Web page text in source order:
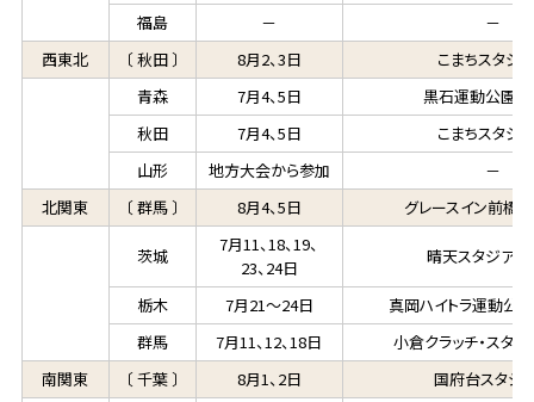
福島
－
－
西東北
〔 秋田 〕 8月2、3日
こまちスタジ
青森
7月4、5日
黒石運動公園
秋田
7月4、5日
こまちスタジ
山形
地方大会から参加
－
北関東
〔 群馬 〕 8月4、5日 グレースイン前橋
茨城
7月11、18、19、
23、24日
晴天スタジアム
栃木 7月21～24日
真岡ハイトラ運動公
群馬
7月11、12、18日
小倉クラッチ・スタ
南関東
〔 千葉 〕 8月1、2日 国府台スタジ